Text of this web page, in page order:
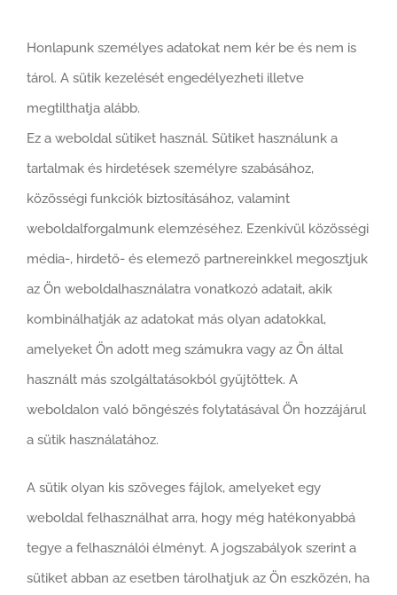
Honlapunk személyes adatokat nem kér be és nem is
tárol. A sütik kezelését engedélyezheti illetve
megtilthatja alább.
Ez a weboldal sütiket használ. Sütiket használunk a
tartalmak és hirdetések személyre szabásához,
közösségi funkciók biztosításához, valamint
weboldalforgalmunk elemzéséhez. Ezenkívül közösségi
média-, hirdető- és elemező partnereinkkel megosztjuk
az Ön weboldalhasználatra vonatkozó adatait, akik
kombinálhatják az adatokat más olyan adatokkal,
amelyeket Ön adott meg számukra vagy az Ön által
használt más szolgáltatásokból gyűjtöttek. A
weboldalon való böngészés folytatásával Ön hozzájárul
a sütik használatához.
A sütik olyan kis szöveges fájlok, amelyeket egy
weboldal felhasználhat arra, hogy még hatékonyabbá
tegye a felhasználói élményt. A jogszabályok szerint a
sütiket abban az esetben tárolhatjuk az Ön eszközén, ha